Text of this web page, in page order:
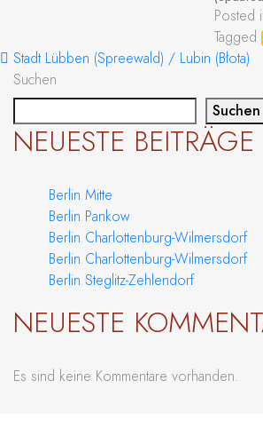
Posted
Tagged
BEITRAGS-
Stadt Lübben (Spreewald) / Lubin (Błota)
Suchen
Suchen
NEUESTE BEITRÄGE
Berlin Mitte
Berlin Pankow
Berlin Charlottenburg-Wilmersdorf
Berlin Charlottenburg-Wilmersdorf
Berlin Steglitz-Zehlendorf
NEUESTE
Es sind keine Kommentare vorhanden.